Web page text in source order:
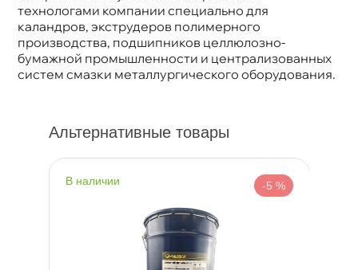
технологами компании специально для
каландров, экструдеров полимерного
производства, подшипников целлюлозно-
умажной промышленности и централизованных
систем смазки металлургического оборудования.
Альтернативные товары
наличии -5 %